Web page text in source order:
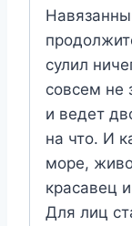
сулил
совсем не
и ведет
на что. И
море,
красавец
Для лиц